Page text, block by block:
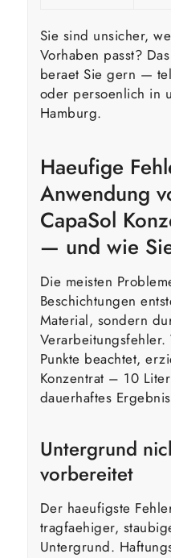
Sie sind unsicher,
Vorhaben passt?
beraet Sie gern —
oder persoenlich in
Hamburg.
Haeufige
Anwendung
CapaSol
— und wie
Die meisten
Beschichtungen
Material, sondern
Punkte beachtet,
Konzentrat – 10
dauerhaftes
Untergrund
vorbereitet
Der haeufigste
tragfaehiger,
Untergrund.